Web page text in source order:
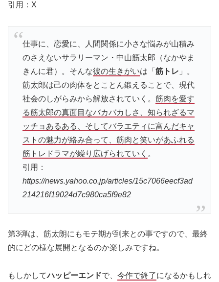
引用：X
仕事に、恋愛に、人間関係に小さな悩みが山積み
のさえないサラリーマン・中山筋太郎（なかやま
きんに君）。そんな彼の生きがいは「 筋トレ 」。
筋太郎は己の肉体をとことん鍛えることで、現代
社会のしがらみから解放されていく。 筋肉を愛す
る筋太郎の真面目なバカバカしさ、知られざるマ
ッチョあるある、そしてバラエティに富んだキャ
ストの魅力が絡み合って、筋肉と笑いがあふれる
筋トレドラマが繰り広げられていく 。
引用：
https://news.yahoo.co.jp/articles/15c7066eecf3ad
214216f19024d7c980ca5f9e82
第3弾は、筋太朗にもモテ期が到来との事ですので、最終
的にどの様な展開となるのか楽しみですね。
もしかしてハッピーエンドで、 今作で終了になるかもしれ